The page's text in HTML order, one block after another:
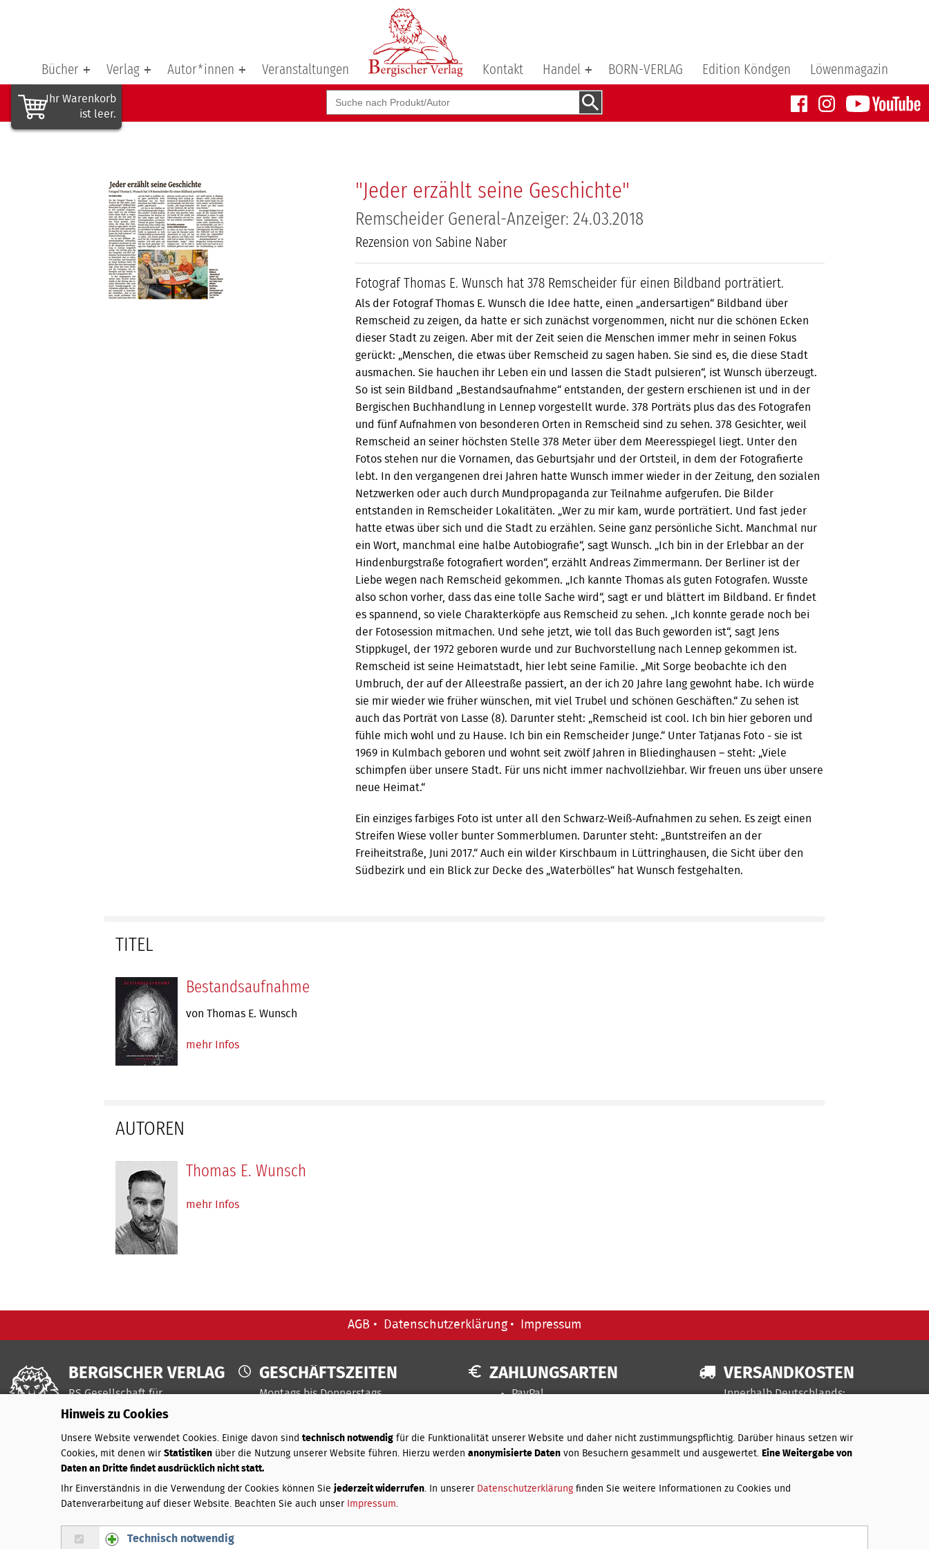
Bücher Verlag Autor*innen Veranstaltungen Kontakt Handel BORN-VERLAG Edition Köndgen Löwenmagazin
Ihr Waren­korb
ist leer.
Suchbegriff
"Jeder erzählt seine Geschichte"
Remscheider General-Anzeiger: 24.03.2018
Rezension von Sabine Naber
Fotograf Thomas E. Wunsch hat 378 Remscheider für einen Bildband porträtiert.
Als der Fotograf Thomas E. Wunsch die Idee hatte, einen „andersartigen“ Bildband über
Remscheid zu zeigen, da hatte er sich zunächst vorgenommen, nicht nur die schönen Ecken
dieser Stadt zu zeigen. Aber mit der Zeit seien die Menschen immer mehr in seinen Fokus
gerückt: „Menschen, die etwas über Remscheid zu sagen haben. Sie sind es, die diese Stadt
ausmachen. Sie hauchen ihr Leben ein und lassen die Stadt pulsieren“, ist Wunsch überzeugt.
So ist sein Bildband „Bestandsaufnahme“ entstanden, der gestern erschienen ist und in der
Bergischen Buchhandlung in Lennep vorgestellt wurde. 378 Porträts plus das des Fotografen
und fünf Aufnahmen von besonderen Orten in Remscheid sind zu sehen. 378 Gesichter, weil
Remscheid an seiner höchsten Stelle 378 Meter über dem Meeresspiegel liegt. Unter den
Fotos stehen nur die Vornamen, das Geburtsjahr und der Ortsteil, in dem der Fotografierte
lebt. In den vergangenen drei Jahren hatte Wunsch immer wieder in der Zeitung, den sozialen
Netzwerken oder auch durch Mundpropaganda zur Teilnahme aufgerufen. Die Bilder
entstanden in Remscheider Lokalitäten. „Wer zu mir kam, wurde porträtiert. Und fast jeder
hatte etwas über sich und die Stadt zu erzählen. Seine ganz persönliche Sicht. Manchmal nur
ein Wort, manchmal eine halbe Autobiografie“, sagt Wunsch. „Ich bin in der Erlebbar an der
Hindenburgstraße fotografiert worden“, erzählt Andreas Zimmermann. Der Berliner ist der
Liebe wegen nach Remscheid gekommen. „Ich kannte Thomas als guten Fotografen. Wusste
also schon vorher, dass das eine tolle Sache wird“, sagt er und blättert im Bildband. Er findet
es spannend, so viele Charakterköpfe aus Remscheid zu sehen. „Ich konnte gerade noch bei
der Fotosession mitmachen. Und sehe jetzt, wie toll das Buch geworden ist“, sagt Jens
Stippkugel, der 1972 geboren wurde und zur Buchvorstellung nach Lennep gekommen ist.
Remscheid ist seine Heimatstadt, hier lebt seine Familie. „Mit Sorge beobachte ich den
Umbruch, der auf der Alleestraße passiert, an der ich 20 Jahre lang gewohnt habe. Ich würde
sie mir wieder wie früher wünschen, mit viel Trubel und schönen Geschäften.“ Zu sehen ist
auch das Porträt von Lasse (8). Darunter steht: „Remscheid ist cool. Ich bin hier geboren und
fühle mich wohl und zu Hause. Ich bin ein Remscheider Junge.“ Unter Tatjanas Foto - sie ist
1969 in Kulmbach geboren und wohnt seit zwölf Jahren in Bliedinghausen – steht: „Viele
schimpfen über unsere Stadt. Für uns nicht immer nachvollziehbar. Wir freuen uns über unsere
neue Heimat.“
Ein einziges farbiges Foto ist unter all den Schwarz-Weiß-Aufnahmen zu sehen. Es zeigt einen
Streifen Wiese voller bunter Sommerblumen. Darunter steht: „Buntstreifen an der
Freiheitstraße, Juni 2017.“ Auch ein wilder Kirschbaum in Lüttringhausen, die Sicht über den
Südbezirk und ein Blick zur Decke des „Waterbölles“ hat Wunsch festgehalten.
TITEL
Bestandsaufnahme
von Thomas E. Wunsch
mehr Infos
AUTOREN
Thomas E. Wunsch
mehr Infos
AGB Datenschutzerklärung Impressum
BERGISCHER VERLAG
RS Gesellschaft für
Informationstechnik
Auf dem Knapp 35
D-42855 Remscheid
Telefon: 02191-909 444
Telefax: 02191-909 50 444
info@bergischerverlag.de
GESCHÄFTSZEITEN
Montags bis Donnerstags
Freitags ist unser Kreativtag
ZAHLUNGSARTEN
PayPal
VERSANDKOSTEN
Innerhalb Deutschlands:
Über 20 bis 31,5 kg 5,50 €
genannten ab. Sie werden per E-Mail über
Hinweis zu Cookies
Unsere Website verwendet Cookies. Einige davon sind technisch notwendig für die Funktionalität unserer Website und daher nicht zustimmungspflichtig. Darüber hinaus setzen wir
Cookies, mit denen wir Statistiken über die Nutzung unserer Website führen. Hierzu werden anonymisierte Daten von Besuchern gesammelt und ausgewertet. Eine Weitergabe von
Daten an Dritte findet ausdrücklich nicht statt.
Ihr Einverständnis in die Verwendung der Cookies können Sie jederzeit widerrufen. In unserer Datenschutzerklärung finden Sie weitere Informationen zu Cookies und
Datenverarbeitung auf dieser Website. Beachten Sie auch unser Impressum.
Gruppe Technisch notwendig zustimmen
Technisch notwendig